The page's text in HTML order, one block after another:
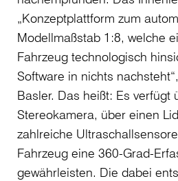
„Konzeptplattform zum
Modellmaßstab 1:8, welche
Fahrzeug technologisch
Software in nichts
Basler. Das heißt: Es verfügt
Stereokamera, über einen
zahlreiche
Fahrzeug eine 360-Grad-
gewährleisten. Die dabei